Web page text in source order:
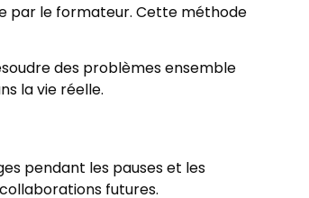
par le formateur. Cette méthode
des problèmes ensemble
la vie réelle.
pendant les pauses et les
futures.